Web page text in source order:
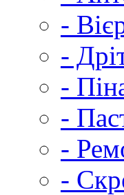
-
-
-
-
-
-